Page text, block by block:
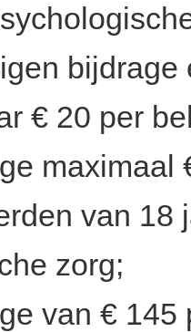
€ 20 per
maximaal
van 18
zorg;
van €